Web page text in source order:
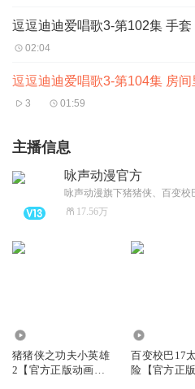
逗逗迪迪爱唱歌3-第102集 手套
02:04
逗逗迪迪爱唱歌3-第104集 房
3 01:59
主播信息
咏声动漫官方
17.56万
猪猪侠之功夫小英雄
2【官方正版动画原
百变校巴17
险【官方正版